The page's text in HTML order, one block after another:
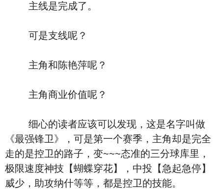
主线是完成了。
可是支线呢？
主角和陈艳萍呢？
主角商业价值呢？
细心的读者应该可以发现，这是名字叫做
《最强锋卫》，可是第一个赛季，主角却是完全
走的是控卫的路子，变~~~态准的三分球库里，
极限速度神技【蝴蝶穿花】，中投【急起急停】
威少，助攻纳什等等，都是控卫的技能。